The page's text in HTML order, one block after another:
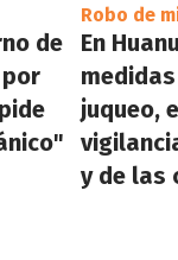
de
Robo de
En
juqueo,
y de las